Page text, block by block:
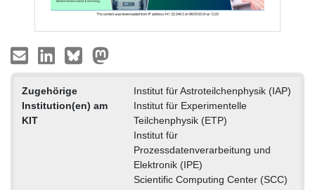
Zugehörige
Institution(en) am
KIT
Institut für Astroteilchenphysik (IAP)
Institut für Experimentelle
Teilchenphysik (ETP)
Institut für
Prozessdatenverarbeitung und
Elektronik (IPE)
Scientific Computing Center (SCC)